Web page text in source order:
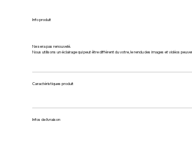
Info produit
Ne sera pas renouvelé.
Nous utilisons un éclairage qui peut être différent du votre, le rendu des images et vidéos
Caractéristiques produit
Infos de livraison